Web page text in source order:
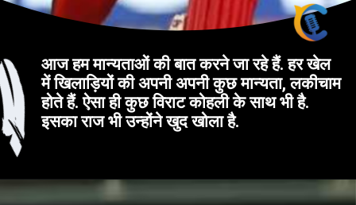
आज हम मान्यताओं की बात करने जा रहे हैं. हर खेल
में खिलाड़ियों की अपनी अपनी कुछ मान्यता, लकीचाम
होते हैं. ऐसा ही कुछ विराट कोहली के साथ भी है.
इसका राज भी उन्होंने खुद खोला है.